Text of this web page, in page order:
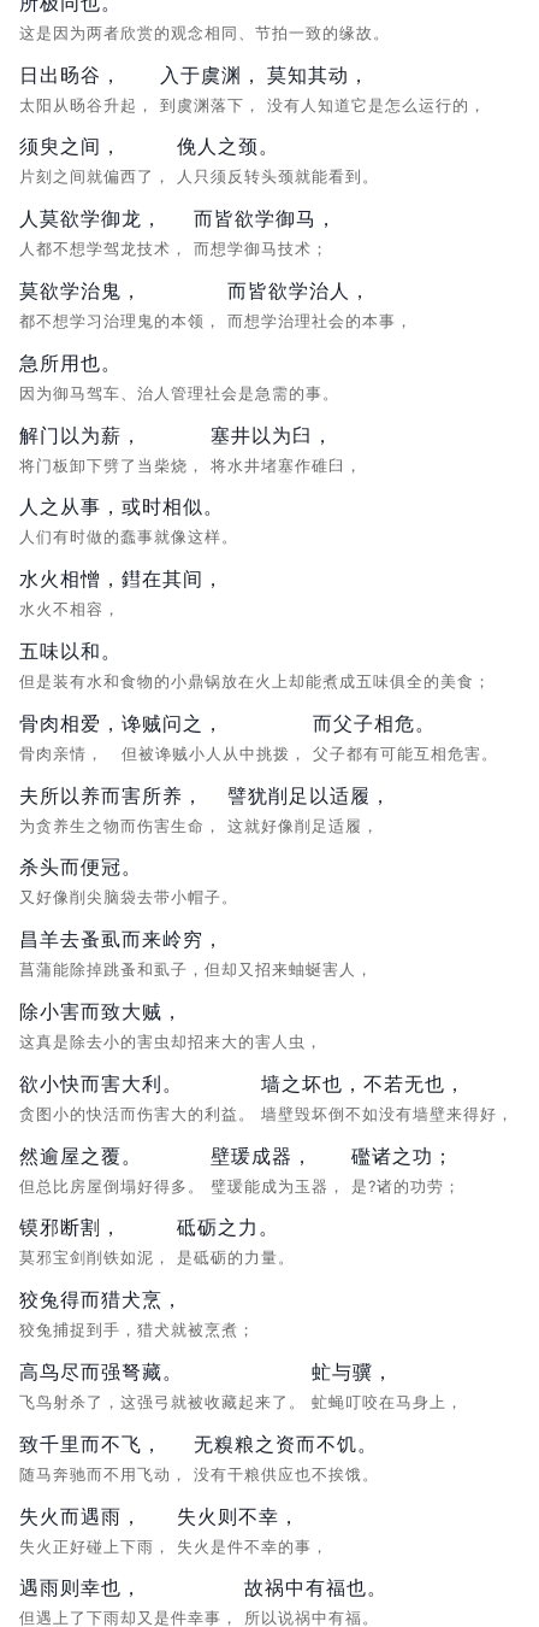
这是因为两者欣赏的观念相同、节拍一致的缘故。
日出旸谷，
太阳从旸谷升起，
入于虞渊，
到虞渊落下，
莫知其动，
没有人知道它是怎么运行的，
须臾之间，
片刻之间就偏西了，
俛人之颈。
人只须反转头颈就能看到。
人莫欲学御龙，
人都不想学驾龙技术，
而皆欲学御马，
而想学御马技术；
莫欲学治鬼，
都不想学习治理鬼的本领，
而皆欲学治人，
而想学治理社会的本事，
急所用也。
因为御马驾车、治人管理社会是急需的事。
解门以为薪，
将门板卸下劈了当柴烧，
塞井以为臼，
将水井堵塞作碓臼，
人之从事，或时相似。
人们有时做的蠢事就像这样。
水火相憎，鏏在其间，
水火不相容，
五味以和。
但是装有水和食物的小鼎锅放在火上却能煮成五味俱全的美食；
骨肉相爱，
骨肉亲情，
谗贼问之，
但被谗贼小人从中挑拨，
而父子相危。
父子都有可能互相危害。
夫所以养而害所养，
为贪养生之物而伤害生命，
譬犹削足以适履，
这就好像削足适履，
杀头而便冠。
又好像削尖脑袋去带小帽子。
昌羊去蚤虱而来岭穷，
菖蒲能除掉跳蚤和虱子，但却又招来蚰蜒害人，
除小害而致大贼，
这真是除去小的害虫却招来大的害人虫，
欲小快而害大利。
贪图小的快活而伤害大的利益。
墙之坏也，不若无也，
墙壁毁坏倒不如没有墙壁来得好，
然逾屋之覆。
但总比房屋倒塌好得多。
壁瑗成器，
璧瑗能成为玉器，
礛诸之功；
是?诸的功劳；
镆邪断割，
莫邪宝剑削铁如泥，
砥砺之力。
是砥砺的力量。
狡兔得而猎犬烹，
狡兔捕捉到手，猎犬就被烹煮；
高鸟尽而强弩藏。
飞鸟射杀了，这强弓就被收藏起来了。
虻与骥，
虻蝇叮咬在马身上，
致千里而不飞，
随马奔驰而不用飞动，
无糗粮之资而不饥。
没有干粮供应也不挨饿。
失火而遇雨，
失火正好碰上下雨，
失火则不幸，
失火是件不幸的事，
遇雨则幸也，
但遇上了下雨却又是件幸事，
故祸中有福也。
所以说祸中有福。